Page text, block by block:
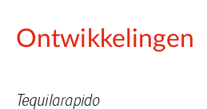
Ontwikkelingen
Tequilarapido